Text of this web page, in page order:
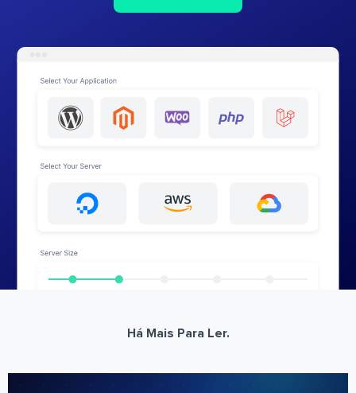
Há Mais Para Ler.